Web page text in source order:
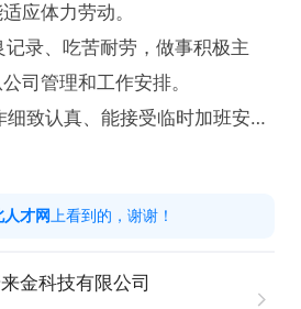
应体力劳动。
录、吃苦耐劳，做事积极主
司管理和工作安排。
致认真、能接受临时加班安排
约薪资4000-7000元/月]
、年终奖；
人才网 上看到的，谢谢！
金科技有限公司